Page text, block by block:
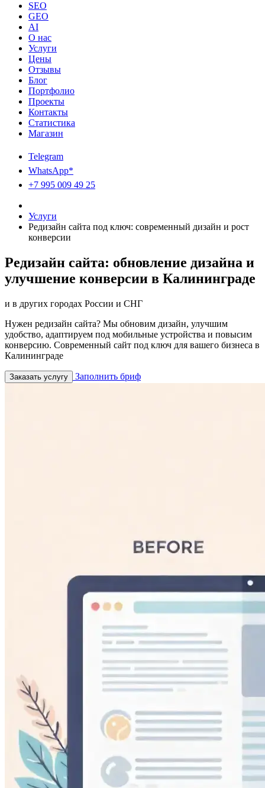
SEO
GEO
AI
О нас
Услуги
Цены
Отзывы
Блог
Портфолио
Проекты
Контакты
Статистика
Магазин
Telegram
WhatsApp*
+7 995 009 49 25
Услуги
Редизайн сайта под ключ: современный дизайн и рост
конверсии
Редизайн сайта: обновление дизайна и
улучшение конверсии в Калининграде
и в других городах России и СНГ
Нужен редизайн сайта? Мы обновим дизайн, улучшим
удобство, адаптируем под мобильные устройства и повысим
конверсию. Современный сайт под ключ для вашего бизнеса в
Калининграде
Заказать услугу Заполнить бриф